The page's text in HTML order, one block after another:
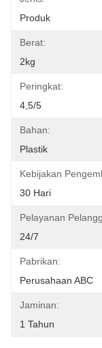
Produk
Berat:
2kg
Peringkat:
4,5/5
Bahan:
Plastik
Kebijakan
30 Hari
Pelayanan
24/7
Pabrikan:
Perusahaan ABC
Jaminan:
1 Tahun